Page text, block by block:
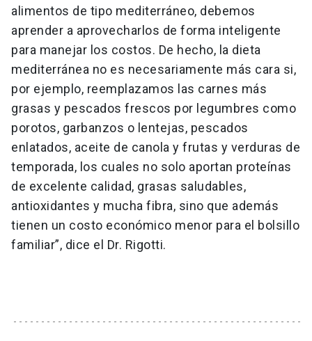
alimentos de tipo mediterráneo, debemos
aprender a aprovecharlos de forma inteligente
para manejar los costos. De hecho, la dieta
mediterránea no es necesariamente más cara si,
por ejemplo, reemplazamos las carnes más
grasas y pescados frescos por legumbres como
porotos, garbanzos o lentejas, pescados
enlatados, aceite de canola y frutas y verduras de
temporada, los cuales no solo aportan proteínas
de excelente calidad, grasas saludables,
antioxidantes y mucha fibra, sino que además
tienen un costo económico menor para el bolsillo
familiar”, dice el Dr. Rigotti.